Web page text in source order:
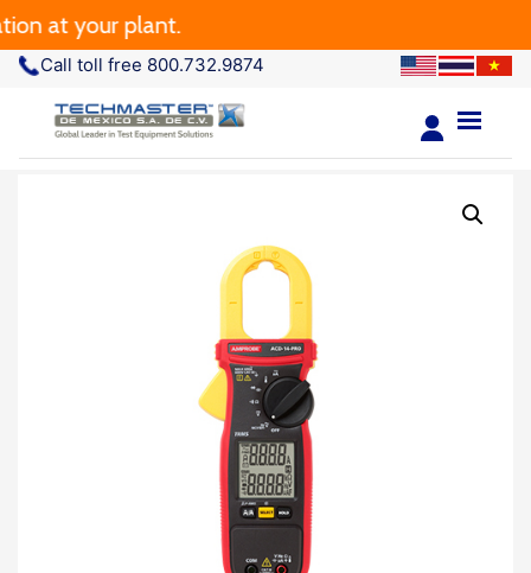
at your plant.
Call toll free 800.732.9874